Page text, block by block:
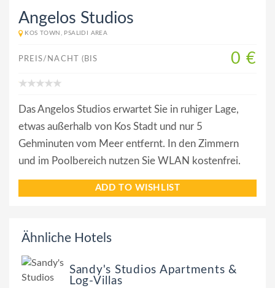
Angelos Studios
KOS TOWN, PSALIDI AREA
PREIS/NACHT (BIS 0 €
Das Angelos Studios erwartet Sie in ruhiger Lage,
etwas außerhalb von Kos Stadt und nur 5
Gehminuten vom Meer entfernt. In den Zimmern
und im Poolbereich nutzen Sie WLAN kostenfrei.
ADD TO WISHLIST
Ähnliche Hotels
Sandy's Studios Apartments &
Log-Villas